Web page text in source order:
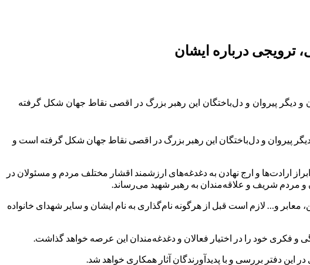
ترویجی درباره ایشان
و دیگر پیروان و دل‌باختگان این رهبر بزرگ در اقصی نقاط جهان شکل گرفته
دیگر پیروان و دل‌باختگان این رهبر بزرگ در اقصی نقاط جهان شکل گرفته است و
ارادت‌ها و ارج نهادن به دغدغه‌‌های ارزشمند اقشار مختلف مردم و مسئولان در
و مردم شریف و علاقه‌مندان به رهبر شهید می‌رساند.
و… لازم است قبل از هرگونه نام‌‌گذاری به نام ایشان و سایر شهدای خانواده
فکری خود را در اختیار فعالان و دغدغه‌مندان این عرصه خواهد گذاشت.
دفتر بررسی و با پدیدآورندگان آثار همکاری خواهد شد.